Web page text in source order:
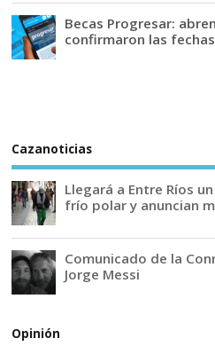
Becas Progresar:
confirmaron las
Cazanoticias
Llegará a Entre Ríos
frío polar y anuncian
Comunicado de la
Jorge Messi
Opinión